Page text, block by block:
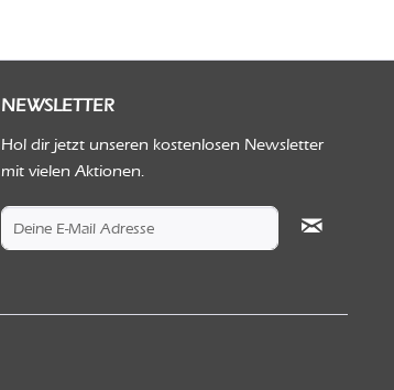
NEWSLETTER
Hol dir jetzt unseren kostenlosen Newsletter
mit vielen Aktionen.